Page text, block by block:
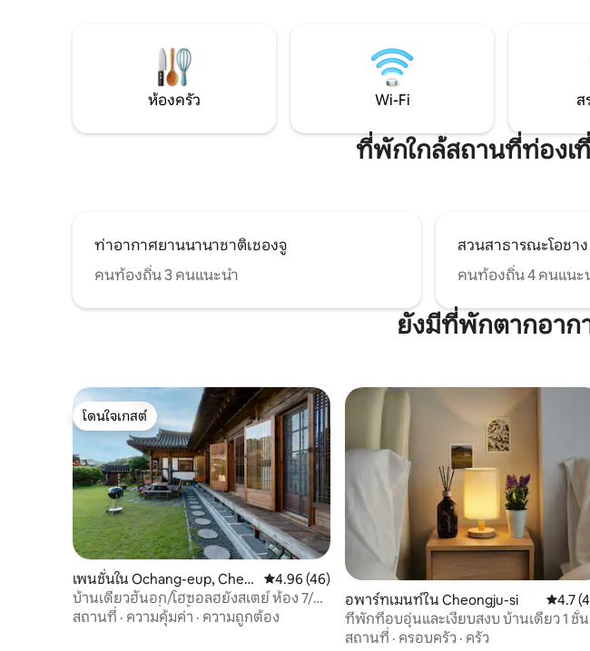
📣 หากมีข้อสงสัย โปรดติดต่อเราได้ตลอด
เวลา ไม่ว่าคุณจะมีการจองหรือไม่ก็ตาม!
หวังว่าคุณจะได้รับความสุขจากการเข้าพัก
ในโอซอง เมกกะแห่งความงาม😊
เล่นและวิ่ง และมีป้ายรถเมล์อยู่ห่างออกไป 2
นาที ขอให้มีช่วงเวลาพิเศษกับคนที่คุณรัก
หวังว่าการเข้าพักที่ Full House จะเป็นจุด
พักเบรกเล็ก ๆ ในชีวิตประจำวันของผู้เข้า
ห้องครัว Wi-Fi ส
ที่พักใกล้สถานที่ท่องเ
ท่าอากาศยานนานาชาติเชองจู
คนท้องถิ่น 3 คนแนะนำ
สวนสาธารณะโอชาง
คนท้องถิ่น 4 คนแนะ
ยังมีที่พักตากอาก
โดนใจเกสต์
โดนใจเกสต์
เพนชั่นใน Ochang-eup, Cheo
ngwon-gu, Cheongju-si
คะแนนเฉลี่ย 4.96 จาก 5, 46 รีวิว
4.96 (46)
บ้านเดี่ยวฮันอก/โฮซอลฮยังสเตย์ ห้อง 7/
การสนับสนุนที่พักชั้นยอดขององค์การการ
ท่องเที่ยว/กีฮันบุน กีฮันแดจอง/7 กรูโซ
สถานที่ · ความคุ้มค่า · ความถูกต้อง
อพาร์ทเมนท์ใน Cheongju-si คะแนน
4.7
ที่พักที่อบอุ่นและเงียบสงบ บ้านเดี่ยว 1 ชั้น
ห้อง 3 เตียงควีนไซส์ Netflix สถานีขนส่งรถ
สถานที่ · ครอบครัว · ครัว